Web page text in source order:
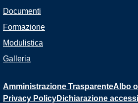
Documenti
Formazione
Modulistica
Galleria
Amministrazione TrasparenteAlbo
Privacy PolicyDichiarazione